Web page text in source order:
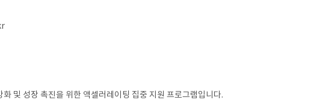
및 성장 촉진을 위한 액셀러레이팅 집중 지원 프로그램입니다.